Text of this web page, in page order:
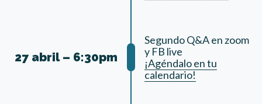
27 abril – 6:30pm
Segundo Q&A en zoom
y FB live
¡Agéndalo en tu
calendario!